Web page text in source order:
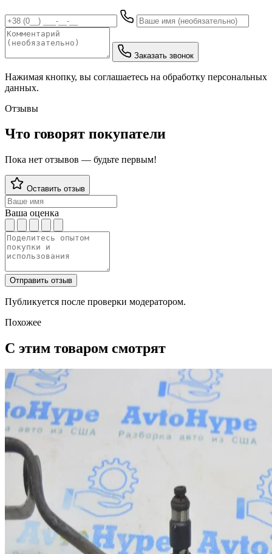
Заказать звонок
Нажимая кнопку, вы соглашаетесь на обработку персональных
данных.
Отзывы
Что говорят покупатели
Пока нет отзывов — будьте первым!
Оставить отзыв
Ваша оценка
Отправить отзыв
Публикуется после проверки модератором.
Похожее
С этим товаром смотрят